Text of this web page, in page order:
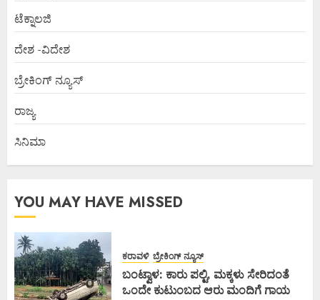
ಟೆಕ್ನಾಲಜಿ
ದೇಶ -ವಿದೇಶ
ಬ್ರೇಕಿಂಗ್ ನ್ಯೂಸ್
ರಾಜ್ಯ
ಸಿನಿಮಾ
YOU MAY HAVE MISSED
ಕರಾವಳಿ ಬ್ರೇಕಿಂಗ್ ನ್ಯೂಸ್
ಬಂಟ್ವಾಳ: ಕಾರು ಪಲ್ಟಿ, ಮಕ್ಕಳು ಸೇರಿದಂತೆ
ಒಂದೇ ಕುಟುಂಬದ ಆರು ಮಂದಿಗೆ ಗಾಯ